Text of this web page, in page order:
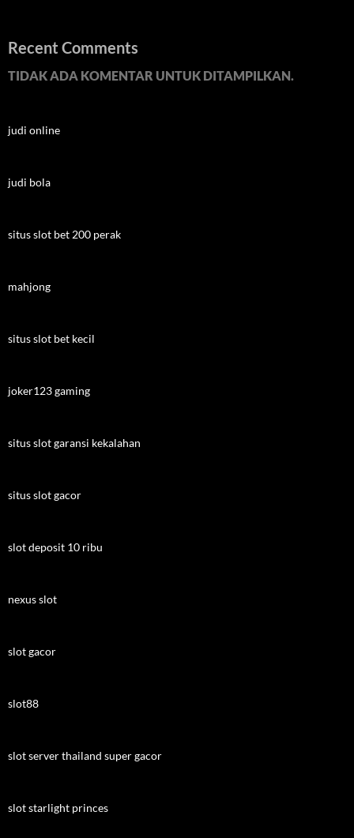
Recent Comments
TIDAK ADA KOMENTAR UNTUK DITAMPILKAN.
judi online
judi bola
situs slot bet 200 perak
mahjong
situs slot bet kecil
joker123 gaming
situs slot garansi kekalahan
situs slot gacor
slot deposit 10 ribu
nexus slot
slot gacor
slot88
slot server thailand super gacor
slot starlight princes